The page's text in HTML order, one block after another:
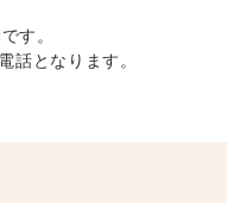
す。
話となります。